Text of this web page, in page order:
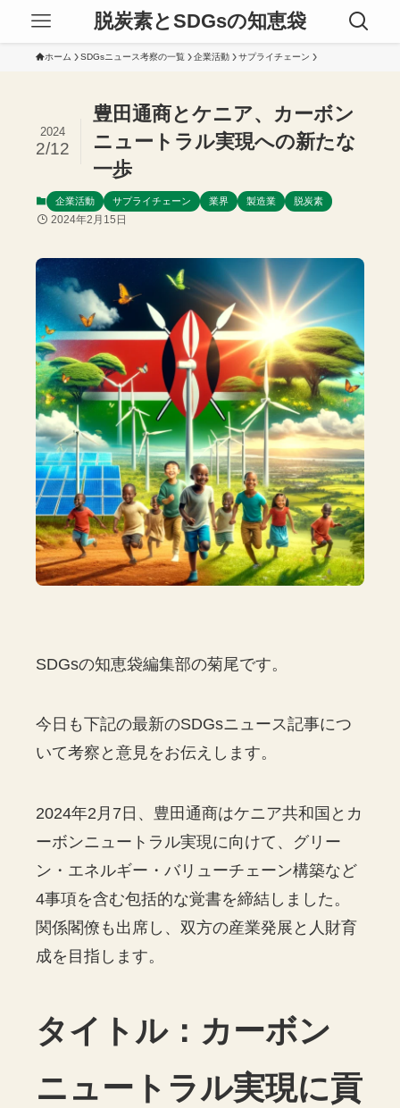
脱炭素とSDGsの知恵袋
ホーム SDGsニュース考察の一覧 企業活動 サプライチェーン
豊田通商とケニア、カーボン
ニュートラル実現への新たな
一歩
2024
2/12
企業活動 サプライチェーン 業界 製造業 脱炭素
2024年2月15日
SDGsの知恵袋編集部の菊尾です。
今日も下記の最新のSDGsニュース記事につ
いて考察と意見をお伝えします。
2024年2月7日、豊田通商はケニア共和国とカ
ーボンニュートラル実現に向けて、グリー
ン・エネルギー・バリューチェーン構築など
4事項を含む包括的な覚書を締結しました。
関係閣僚も出席し、双方の産業発展と人財育
成を目指します。
タイトル：カーボン
ニュートラル実現に貢